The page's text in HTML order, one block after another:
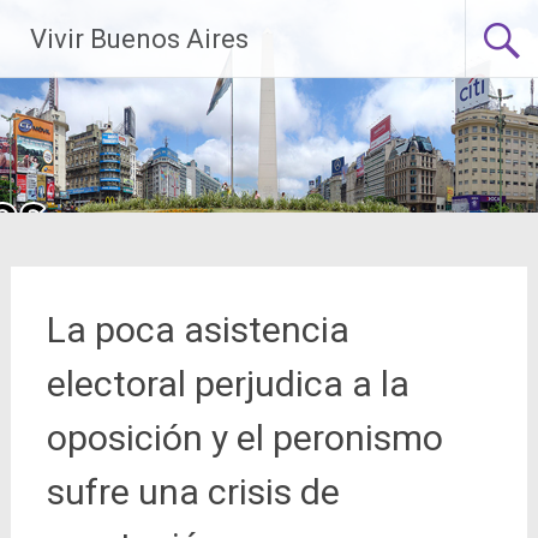
contenido
Vivir Buenos Aires
La poca asistencia
electoral perjudica a la
oposición y el peronismo
sufre una crisis de